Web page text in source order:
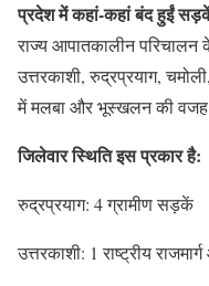
प्रदेश में कहां-कहां बंद हुईं
राज्य आपातकालीन परिचालन
उत्तरकाशी, रुद्रप्रयाग,
में मलबा और भूस्खलन की वजह
जिलेवार स्थिति इस प्रकार है:
रुद्रप्रयाग: 4 ग्रामीण सड़कें
उत्तरकाशी: 1 राष्ट्रीय